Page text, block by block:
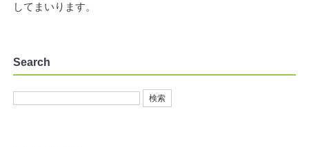
してまいります。
Search